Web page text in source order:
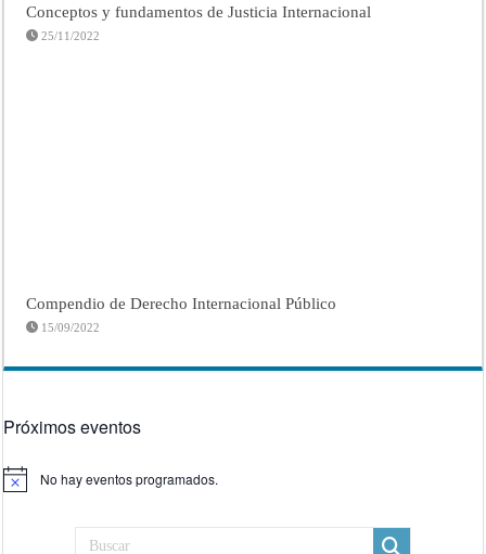
Conceptos y fundamentos de Justicia Internacional
25/11/2022
Compendio de Derecho Internacional Público
15/09/2022
Próximos eventos
Aviso No hay eventos programados.